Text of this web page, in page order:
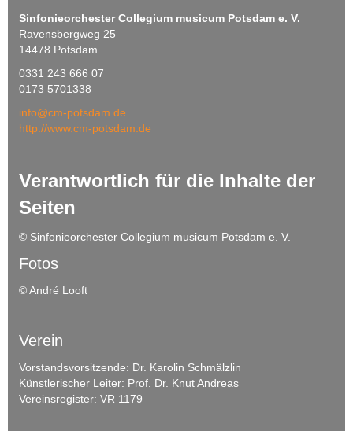
Sinfonieorchester Collegium musicum Potsdam e. V.
Ravensbergweg 25
14478 Potsdam
0331 243 666 07
0173 5701338
info@cm-potsdam.de
http://www.cm-potsdam.de
Verantwortlich für die Inhalte der
Seiten
© Sinfonieorchester Collegium musicum Potsdam e. V.
Fotos
© André Looft
Verein
Vorstandsvorsitzende: Dr. Karolin Schmälzlin
Künstlerischer Leiter: Prof. Dr. Knut Andreas
Vereinsregister: VR 1179